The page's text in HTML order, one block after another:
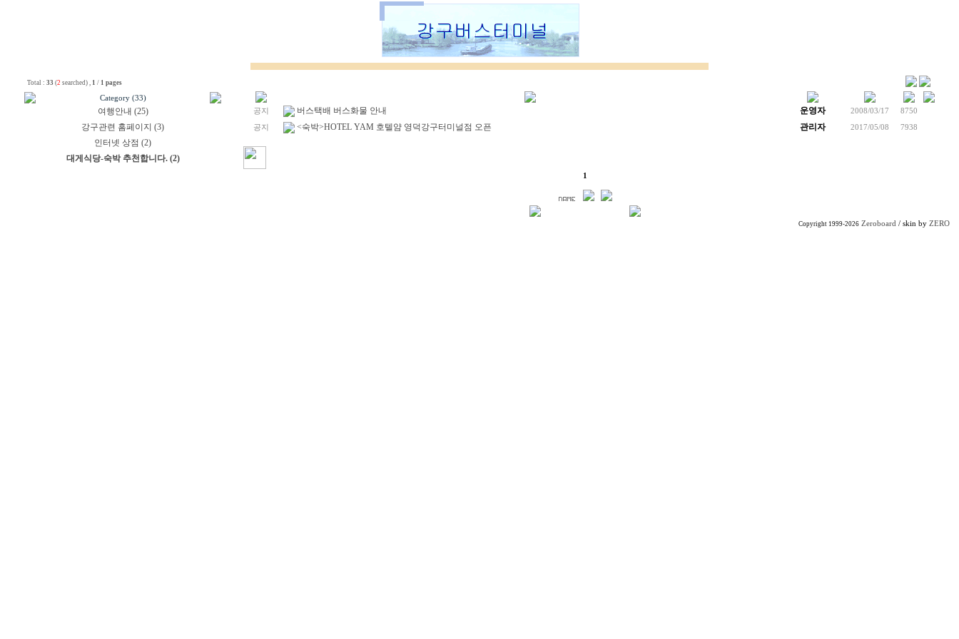
Total : 33 (2 searched) , 1 / 1 pages
Category (33)
여행안내 (25)
강구관련 홈페이지 (3)
인터넷 상점 (2)
대게식당-숙박 추천합니다. (2)
공지 버스택배 버스화물 안내 운영자 2008/03/17 8750
공지 <숙박>HOTEL YAM 호텔얌 영덕강구터미널점 오픈 관리자 2017/05/08 7938
1
Copyright 1999-2026 Zeroboard / skin by ZERO